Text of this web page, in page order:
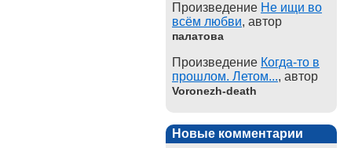
Произведение Не ищи во
всём любви, автор
палатова
Произведение Когда-то в
прошлом. Летом..., автор
Voronezh-death
Новые комментарии